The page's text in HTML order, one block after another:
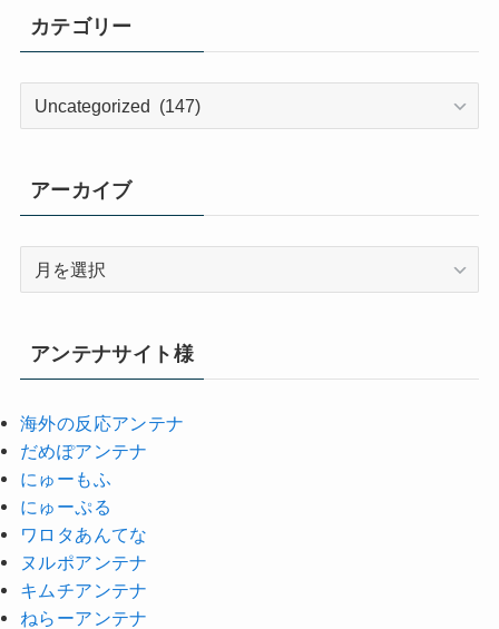
カテゴリー
カ
リ
ー
アーカイブ
イ
ブ
アンテナサイト様
海外の反応アンテナ
だめぽアンテナ
にゅーもふ
にゅーぷる
ワロタあんてな
ヌルポアンテナ
キムチアンテナ
ねらーアンテナ